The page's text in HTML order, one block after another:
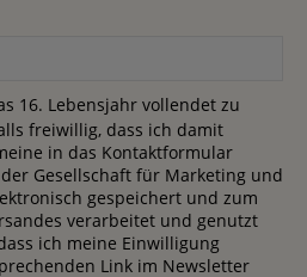
16. Lebensjahr vollendet zu
freiwillig, dass ich damit
in das Kontaktformular
Gesellschaft für Marketing und
gespeichert und zum
verarbeitet und genutzt
ich meine Einwilligung
Link im Newsletter